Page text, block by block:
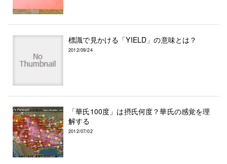
標識で見かける「YIELD」の意味とは？
2012/09/24
「華氏100度」は摂氏何度？華氏の感覚を理
解する
2012/07/02